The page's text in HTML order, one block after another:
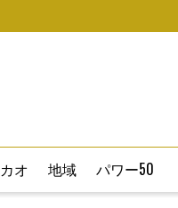
オ 地域 パワー50